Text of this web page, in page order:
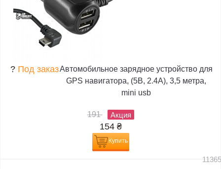
? Под заказАвтомобильное зарядное устройство для
GPS навигатора, (5В, 2.4А), 3,5 метра,
mini usb
191 Акция
154 ₴
Купить